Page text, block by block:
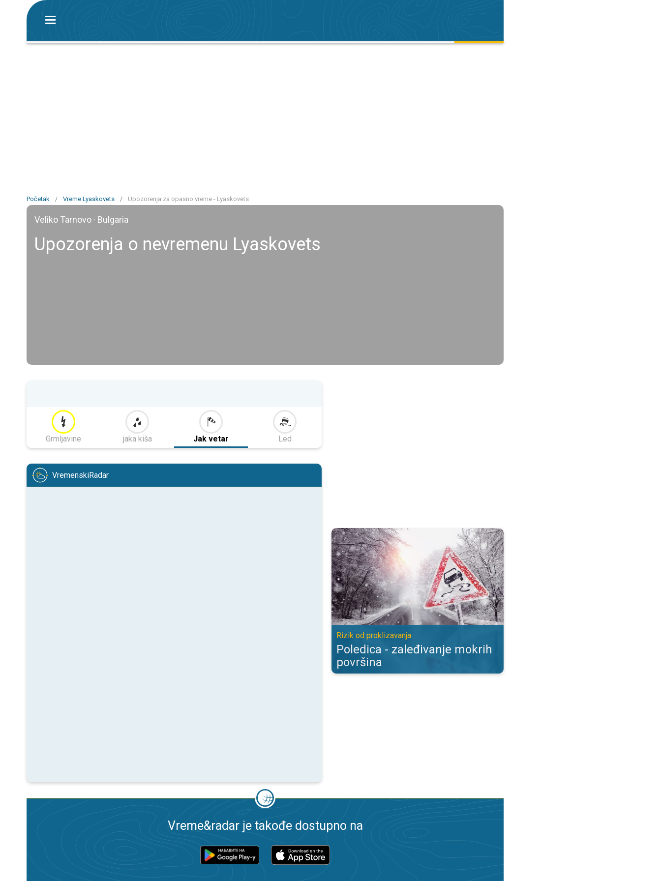
Početak / Vreme Lyaskovets / Upozorenja za opasno vreme - Lyaskovets
Veliko Tarnovo · Bulgaria
Upozorenja o nevremenu Lyaskovets
Grmljavine jaka kiša Jak vetar Led
VremenskiRadar
Poledica - zaleđivanje mokrih površina. Rizik od proklizavanja. . .
Rizik od proklizavanja
Poledica - zaleđivanje mokrih
površina
Vreme&radar je takođe dostupno na